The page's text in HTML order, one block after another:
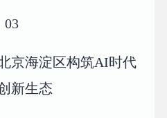
03
京海淀区构筑AI时代
新生态